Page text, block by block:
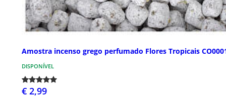
Amostra incenso grego perfumado Flores Tropicais
DISPONÍVEL
€ 2,99